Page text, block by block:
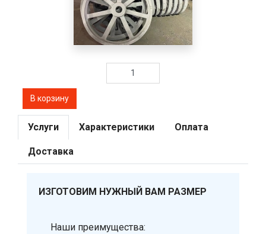
Услуги Характеристики Оплата
Доставка
ИЗГОТОВИМ НУЖНЫЙ ВАМ РАЗМЕР
Наши преимущества: